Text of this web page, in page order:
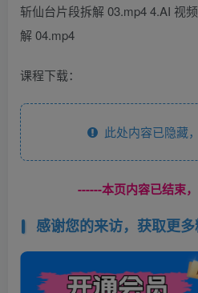
斩仙台片段拆解 03.mp4 4.AI 视
解 04.mp4
课程下载：
此处内容已隐藏
------本页内容已结束
感谢您的来访，获取更多